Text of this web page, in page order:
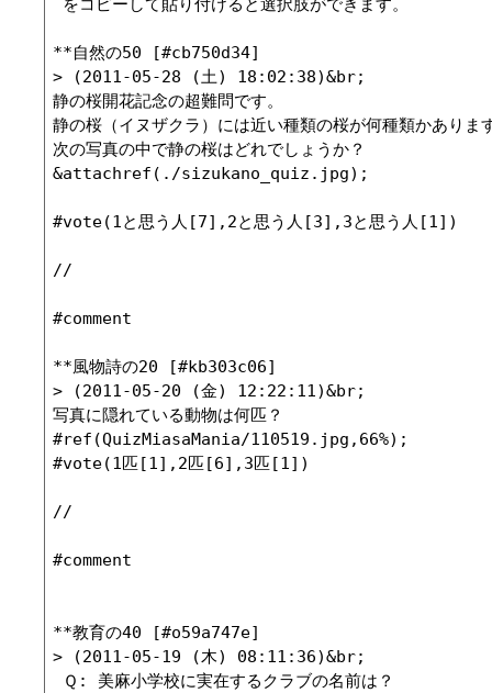
**自然の50 [#cb750d34]
> (2011-05-28 (土) 18:02:38)&br;
静の桜開花記念の超難問です。
静の桜（イヌザクラ）には近い種類の桜が何種類かありま
次の写真の中で静の桜はどれでしょうか？
&attachref(./sizukano_quiz.jpg);
#vote(1と思う人[7],2と思う人[3],3と思う人[1])
//
#comment
**風物詩の20 [#kb303c06]
> (2011-05-20 (金) 12:22:11)&br;
写真に隠れている動物は何匹？
#ref(QuizMiasaMania/110519.jpg,66%);
#vote(1匹[1],2匹[6],3匹[1])
//
#comment
**教育の40 [#o59a747e]
> (2011-05-19 (木) 08:11:36)&br;
Ｑ: 美麻小学校に実在するクラブの名前は？